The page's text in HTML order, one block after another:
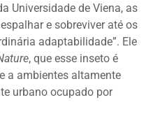
Universidade de Viena, as
e sobreviver até os
adaptabilidade”. Ele
, que esse inseto é
a ambientes altamente
urbano ocupado por